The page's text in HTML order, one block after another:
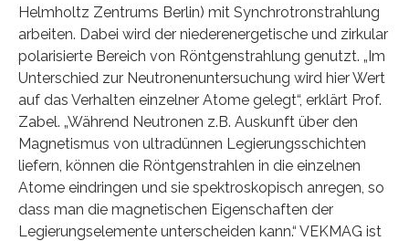
Helmholtz Zentrums Berlin) mit Synchrotronstrahlung
arbeiten. Dabei wird der niederenergetische und zirkular
polarisierte Bereich von Röntgenstrahlung genutzt. „Im
Unterschied zur Neutronenuntersuchung wird hier Wert
auf das Verhalten einzelner Atome gelegt“, erklärt Prof.
Zabel. „Während Neutronen z.B. Auskunft über den
Magnetismus von ultradünnen Legierungsschichten
liefern, können die Röntgenstrahlen in die einzelnen
Atome eindringen und sie spektroskopisch anregen, so
dass man die magnetischen Eigenschaften der
Legierungselemente unterscheiden kann.“ VEKMAG ist